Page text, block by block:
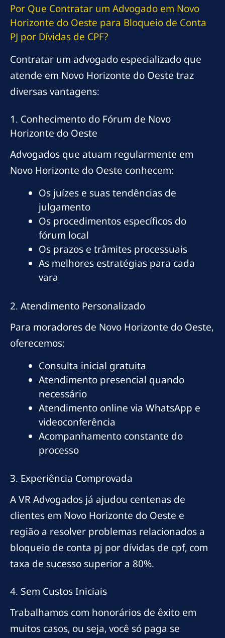
Por Que Contratar um Advogado em Novo
Horizonte do Oeste para Bloqueio de Conta
PJ por Dívidas de CPF?
Contratar um advogado especializado que
atende em Novo Horizonte do Oeste traz
diversas vantagens:
1. Conhecimento do Fórum de Novo
Horizonte do Oeste
Advogados que atuam regularmente em
Novo Horizonte do Oeste conhecem:
Os juízes e suas tendências de
julgamento
Os procedimentos específicos do
fórum local
Os prazos e trâmites processuais
As melhores estratégias para cada
vara
2. Atendimento Personalizado
Para moradores de Novo Horizonte do Oeste,
oferecemos:
Consulta inicial gratuita
Atendimento presencial quando
necessário
Atendimento online via WhatsApp e
videoconferência
Acompanhamento constante do
processo
3. Experiência Comprovada
A VR Advogados já ajudou centenas de
clientes em Novo Horizonte do Oeste e
região a resolver problemas relacionados a
bloqueio de conta pj por dívidas de cpf, com
taxa de sucesso superior a 80%.
4. Sem Custos Iniciais
Trabalhamos com honorários de êxito em
muitos casos, ou seja, você só paga se